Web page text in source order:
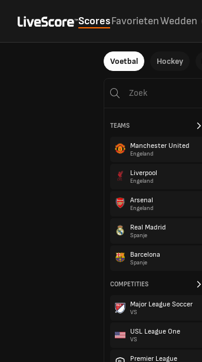
ScoresFavorietenWedden
Voetbal Hockey
TEAMS
Manchester United
Engeland
Liverpool
Engeland
Arsenal
Engeland
Real Madrid
Spanje
Barcelona
Spanje
COMPETITIES
Major League Soccer
VS
USL League One
VS
Premier League